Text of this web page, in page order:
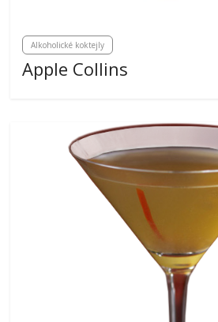
Alkoholické koktejly
Apple Collins